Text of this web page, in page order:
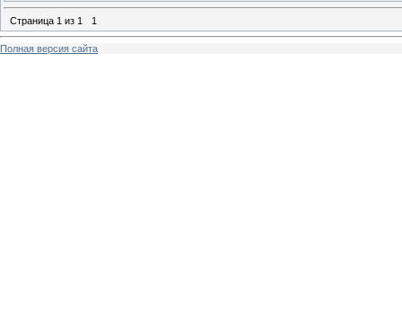
Страница 1 из 1 1
Полная версия сайта